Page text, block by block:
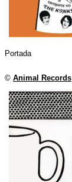
Portada
© Animal Records